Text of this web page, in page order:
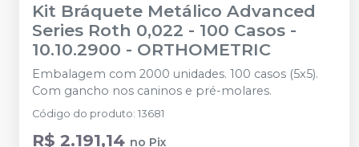
Kit Bráquete Metálico Advanced
Series Roth 0,022 - 100 Casos -
10.10.2900 - ORTHOMETRIC
Embalagem com 2000 unidades. 100 casos (5x5).
Com gancho nos caninos e pré-molares.
Código do produto: 13681
R$ 2.191,14 no Pix